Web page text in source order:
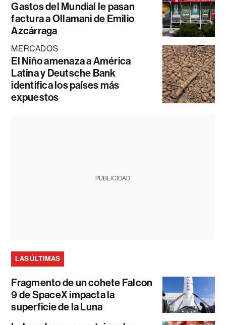
Gastos del Mundial le pasan
factura a Ollamani de Emilio
Azcárraga
MERCADOS
El Niño amenaza a América
Latina y Deutsche Bank
identifica los países más
expuestos
PUBLICIDAD
LAS ÚLTIMAS
Fragmento de un cohete Falcon
9 de SpaceX impacta la
superficie de la Luna